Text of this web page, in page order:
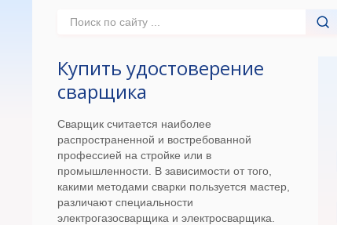
Купить удостоверение
сварщика
Сварщик считается наиболее
распространенной и востребованной
профессией на стройке или в
промышленности. В зависимости от того,
какими методами сварки пользуется мастер,
различают специальности
электрогазосварщика и электросварщика.